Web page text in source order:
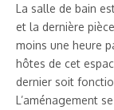
La salle de bain
et la dernière
moins une heure
hôtes de cet
dernier soit
L’aménagement